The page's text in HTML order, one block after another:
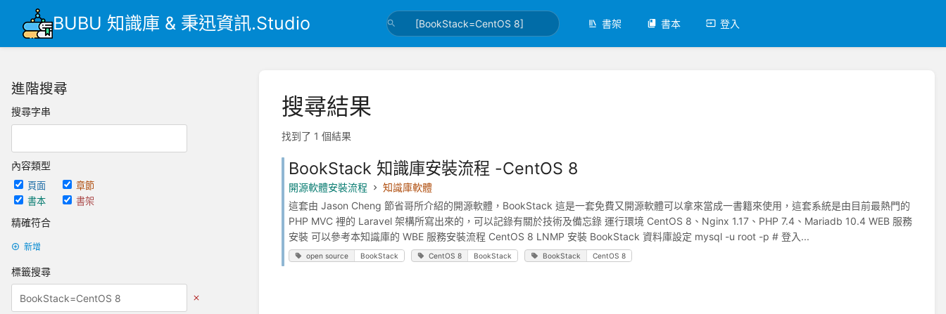
BUBU 知識庫 & 秉迅資訊.Studio 書架 書本 登入
進階搜尋
搜尋字串
內容類型
頁面
章節
書本
書架
精確符合
新增
標籤搜尋
搜尋結果
找到了 1 個結果
BookStack 知識庫安裝流程 -CentOS 8
開源軟體安裝流程
知識庫軟體
這套由 Jason Cheng 節省哥所介紹的開源軟體，BookStack 這是一套免費又開源軟體可以拿來當成一書籍來使用，這套系統是由目前最熱門的
PHP MVC 裡的 Laravel 架構所寫出來的，可以記錄有關於技術及備忘錄 運行環境 CentOS 8、Nginx 1.17、PHP 7.4、Mariadb 10.4 WEB 服務
安裝 可以參考本知識庫的 WBE 服務安裝流程 CentOS 8 LNMP 安裝 BookStack 資料庫設定 mysql -u root -p # 登入...
open source BookStack CentOS 8 BookStack BookStack CentOS 8